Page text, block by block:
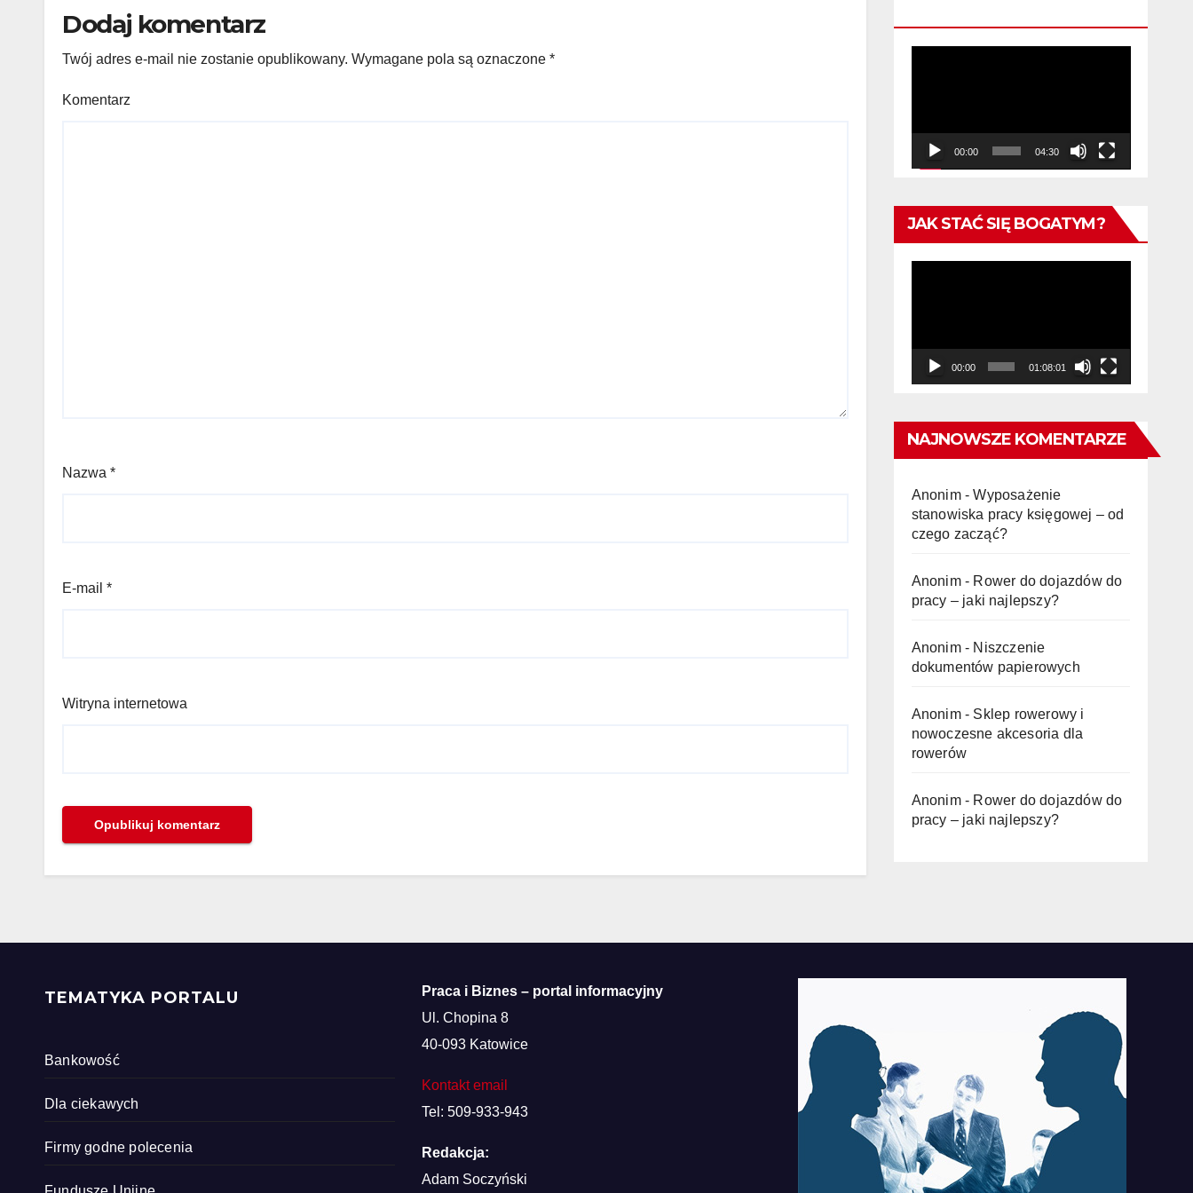
Dodaj komentarz
Twój adres e-mail nie zostanie opublikowany. Wymagane pola są oznaczone *
Komentarz
Nazwa *
E-mail *
Witryna internetowa
00:00 04:30
JAK STAĆ SIĘ BOGATYM?
00:00 01:08:01
NAJNOWSZE KOMENTARZE
Anonim-Wyposażenie
stanowiska pracy księgowej – od
czego zacząć?
Anonim- Rower do dojazdów do
pracy – jaki najlepszy?
Anonim- Niszczenie
dokumentów papierowych
Anonim- Sklep rowerowy i
nowoczesne akcesoria dla
rowerów
Anonim- Rower do dojazdów do
pracy – jaki najlepszy?
TEMATYKA PORTALU
Bankowość
Dla ciekawych
Firmy godne polecenia
Praca i Biznes – portal informacyjny
Ul. Chopina 8
40-093 Katowice
Kontakt email
Tel: 509-933-943
Redakcja:
Adam Soczyński